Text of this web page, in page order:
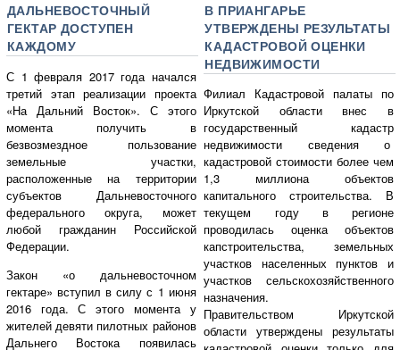
ДАЛЬНЕВОСТОЧНЫЙ
ГЕКТАР ДОСТУПЕН
КАЖДОМУ
С 1 февраля 2017 года начался
третий этап реализации проекта
«На Дальний Восток». С этого
момента получить в
безвозмездное пользование
земельные участки,
расположенные на территории
субъектов Дальневосточного
федерального округа, может
любой гражданин Российской
Федерации.
Закон «о дальневосточном
гектаре» вступил в силу с 1 июня
2016 года. С этого момента у
жителей девяти пилотных районов
Дальнего Востока появилась
В ПРИАНГАРЬЕ
УТВЕРЖДЕНЫ РЕЗУЛЬТАТЫ
КАДАСТРОВОЙ ОЦЕНКИ
НЕДВИЖИМОСТИ
Филиал Кадастровой палаты по
Иркутской области внес в
государственный кадастр
недвижимости сведения о
кадастровой стоимости более чем
1,3 миллиона объектов
капитального строительства. В
текущем году в регионе
проводилась оценка объектов
капстроительства, земельных
участков населенных пунктов и
участков сельскохозяйственного
назначения.
Правительством Иркутской
области утверждены результаты